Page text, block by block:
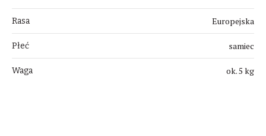
Rasa Europejska
Płeć samiec
Waga ok. 5 kg